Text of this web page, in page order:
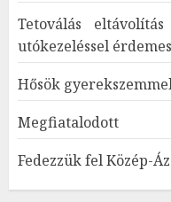
Tetoválás
utókezeléssel
Hősök
Megfiatalodott
Fedezzük fel Közép-